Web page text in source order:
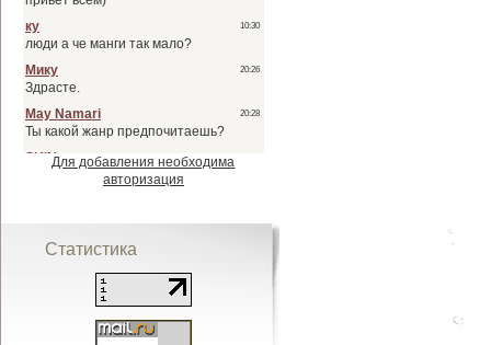
Для добавления необходима
авторизация
Статистика